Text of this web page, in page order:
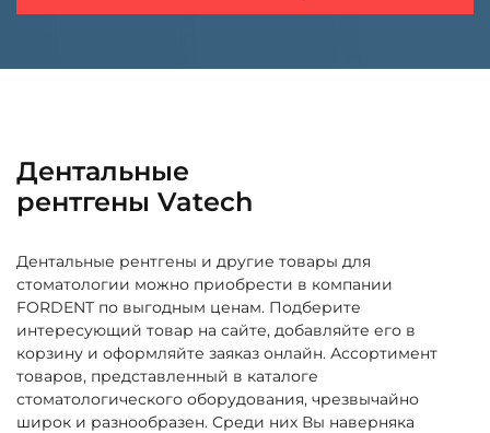
Дентальные
рентгены Vatech
Дентальные рентгены и другие товары для
стоматологии можно приобрести в компании
FORDENT по выгодным ценам. Подберите
интересующий товар на сайте, добавляйте его в
корзину и оформляйте заяказ онлайн. Ассортимент
товаров, представленный в каталоге
стоматологического оборудования, чрезвычайно
широк и разнообразен. Среди них Вы наверняка